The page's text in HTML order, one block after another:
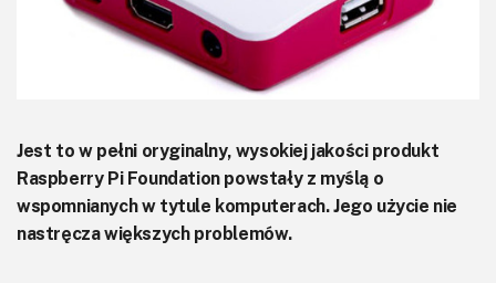
Archiwum
Do pobrania
Jest to w pełni oryginalny, wysokiej jakości produkt
Raspberry Pi Foundation powstały z myślą o
wspomnianych w tytule komputerach. Jego użycie nie
nastręcza większych problemów.